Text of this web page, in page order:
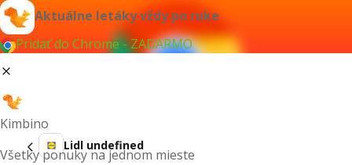
Aktuálne letáky vždy po ruke
Pridať do Chrome - ZADARMO
Kimbino
Všetky ponuky na jednom mieste
Lidl undefined